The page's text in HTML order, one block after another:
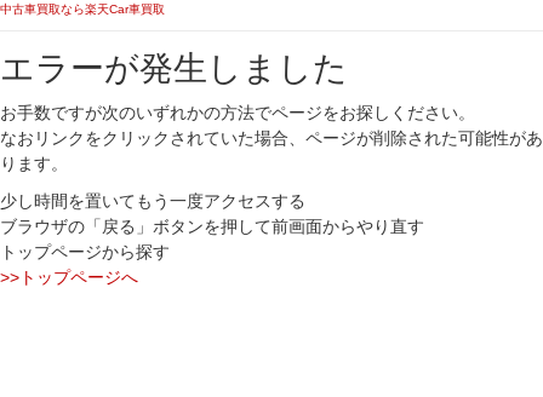
中古車買取なら楽天Car車買取
エラーが発生しました
お手数ですが次のいずれかの方法でページをお探しください。
なおリンクをクリックされていた場合、ページが削除された可能性があ
ります。
少し時間を置いてもう一度アクセスする
ブラウザの「戻る」ボタンを押して前画面からやり直す
トップページから探す
>>トップページへ